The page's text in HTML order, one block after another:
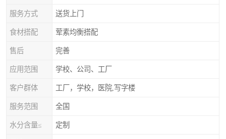
服务方式 送货上门
食材搭配 荤素均衡搭配
售后 完善
应用范围 学校、公司、工厂
客户群体 工厂，学校，医院,写字楼
服务范围 全国
水分含量≤ 定制